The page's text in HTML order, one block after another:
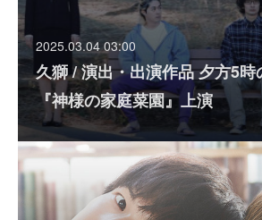
2025.03.04 03:00
久獅 / 演出・出演作品 夕方5時
『神様の家庭菜園』上演